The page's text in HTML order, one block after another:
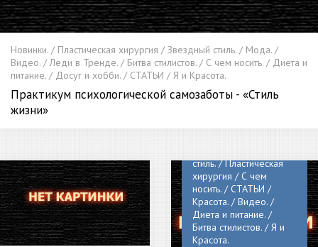
Новинки. / Пластическая хирургия / Звездный стиль. / Мода. /
Видео. / Леди в Тренде. / Битва стилистов. / С чем носить. / Диета и
питание. / Досуг и хобби. / СТАТЬИ / Я и Красота.
Практикум психологической самозаботы - «Стиль
жизни»
стиль. / Пластическая
хирургия / С чем
носить. / СТАТЬИ /
Красота. / Видео. /
Диета и питание. /
Битва стилистов. / Я и
Красота.